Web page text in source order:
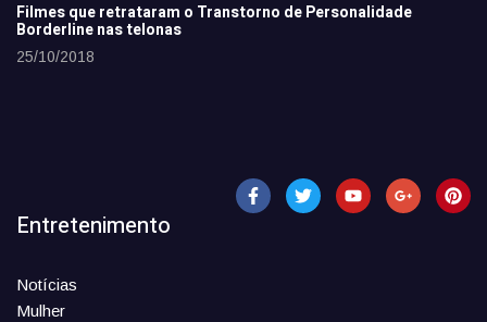
Filmes que retrataram o Transtorno de Personalidade
Borderline nas telonas
25/10/2018
Entretenimento
Notícias
Mulher